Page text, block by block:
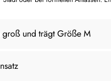
und trägt Größe M